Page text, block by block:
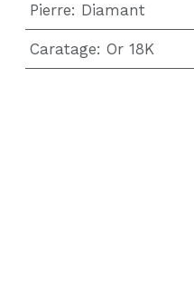
Pierre: Diamant
Caratage: Or 18K